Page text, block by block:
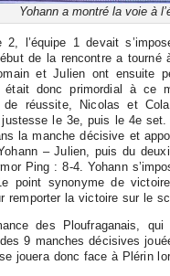
Yohann a montré la voie à
2, l’équipe 1 devait
de la rencontre a tourné
et Julien ont ensuite
donc primordial à ce
de réussite, Nicolas et
justesse le 3e, puis le 4e
la manche décisive et
– Julien, puis du
Ping : 8-4. Yohann
point synonyme de
remporter la victoire sur le
des Ploufraganais,
9 manches décisives
jouera donc face à Plérin